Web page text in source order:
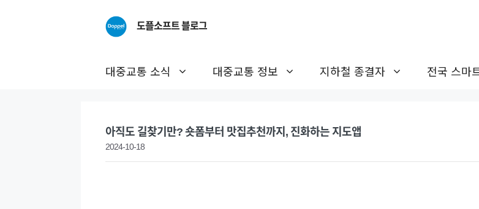
도플소프트 블로그
대중교통 소식 대중교통 정보 지하철 종결자 전국 스마
아직도 길찾기만? 숏폼부터 맛집추천까지, 진화하는 지도앱
2024-10-18